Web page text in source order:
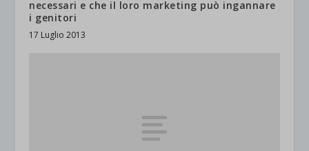
necessari e che il loro marketing può ingannare
i genitori
17 Luglio 2013